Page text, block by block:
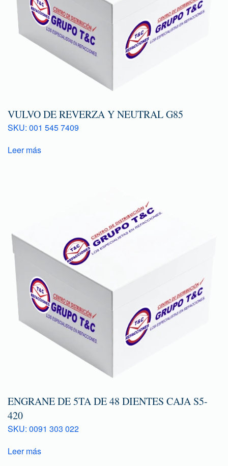
VULVO DE REVERZA Y NEUTRAL G85
SKU: 001 545 7409
Leer más
ENGRANE DE 5TA DE 48 DIENTES CAJA S5-
420
SKU: 0091 303 022
Leer más